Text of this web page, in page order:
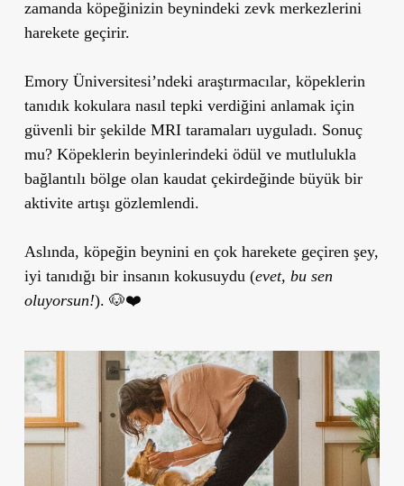
zamanda köpeğinizin beynindeki zevk merkezlerini
harekete geçirir.
Emory Üniversitesi’ndeki araştırmacılar, köpeklerin
tanıdık kokulara nasıl tepki verdiğini anlamak için
güvenli bir şekilde MRI taramaları uyguladı. Sonuç
mu? Köpeklerin beyinlerindeki ödül ve mutlulukla
bağlantılı bölge olan kaudat çekirdeğinde büyük bir
aktivite artışı gözlemlendi.
Aslında, köpeğin beynini en çok harekete geçiren şey,
iyi tanıdığı bir insanın kokusuydu (evet, bu sen
oluyorsun!). 🐶❤️